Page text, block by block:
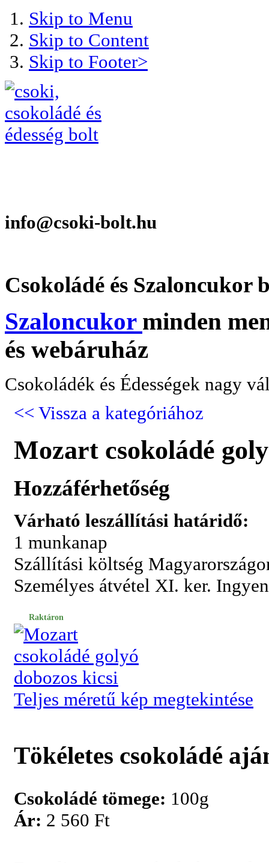
Skip to Menu
Skip to Content
Skip to Footer>
info@csoki-bolt.hu
Csokoládé és Szaloncukor
Szaloncukor minden
és webáruház
Csokoládék és Édességek nagy
<< Vissza a kategóriához
Mozart csokoládé
Hozzáférhetőség
Várható leszállítási határidő:
1 munkanap
Szállítási költség
Személyes átvétel XI. ker.
Raktáron
Teljes méretű kép megtekintése
Tökéletes csokoládé
Csokoládé tömege: 100g
Ár: 2 560 Ft